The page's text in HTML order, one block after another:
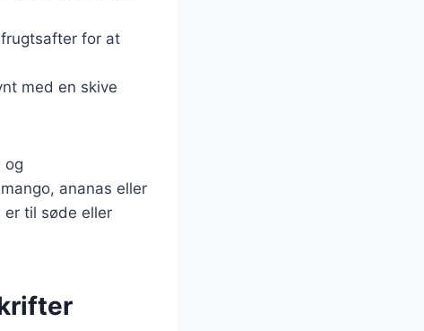
for at
med en skive
og
ananas eller
til søde eller